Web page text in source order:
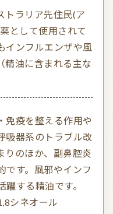
トラリア先住民(ア
として使用されて
インフルエンザや風
精油に含まれる主な
免疫を整える作用や
吸器系のトラブル改
りのほか、副鼻腔炎
です。風邪やインフ
する精油です。
シネオール